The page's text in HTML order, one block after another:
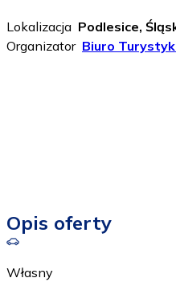
Lokalizacja Podlesice,
Organizator Biuro
Opis oferty
Własny